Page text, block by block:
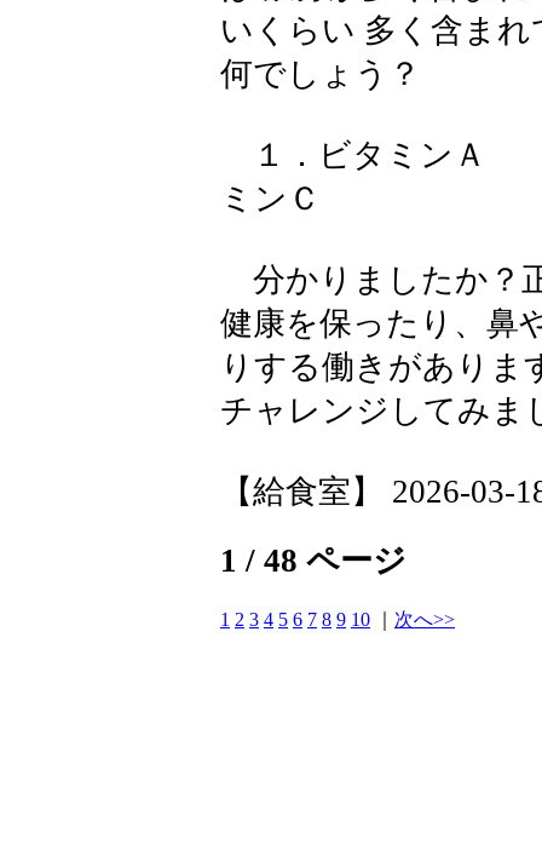
いくらい 多く含ま
何でしょう？
１．ビタミンＡ
ミンＣ
分かりましたか？
健康を保ったり、鼻
りする働きがありま
チャレンジしてみま
【給食室】 2026-03-
1 / 48 ページ
1 2 3 4 5 6 7 8 9 10 次へ>>